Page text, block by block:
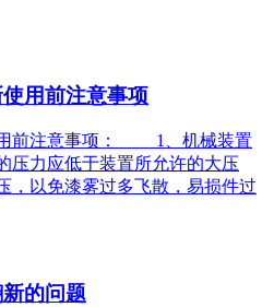
用前注意事项
用前注意事项： 1、机械装置
压力应低于装置所允许的大压
，以免漆雾过多飞散，易损件过
新的问题